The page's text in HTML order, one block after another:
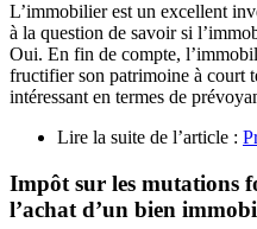
L’immobilier est un excellent
à la question de savoir si
Oui. En fin de compte,
fructifier son patrimoine à court
intéressant en termes de
Lire la suite de l’article :
Impôt sur les mutations
l’achat d’un bien